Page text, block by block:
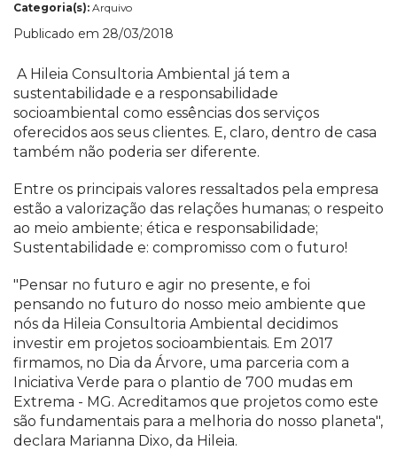
Categoria(s): Arquivo
Publicado em 28/03/2018
A Hileia Consultoria Ambiental já tem a
sustentabilidade e a responsabilidade
socioambiental como essências dos serviços
oferecidos aos seus clientes. E, claro, dentro de casa
também não poderia ser diferente.
Entre os principais valores ressaltados pela empresa
estão a valorização das relações humanas; o respeito
ao meio ambiente; ética e responsabilidade;
Sustentabilidade e: compromisso com o futuro!
"Pensar no futuro e agir no presente, e foi
pensando no futuro do nosso meio ambiente que
nós da Hileia Consultoria Ambiental decidimos
investir em projetos socioambientais. Em 2017
firmamos, no Dia da Árvore, uma parceria com a
Iniciativa Verde para o plantio de 700 mudas em
Extrema - MG. Acreditamos que projetos como este
são fundamentais para a melhoria do nosso planeta",
declara Marianna Dixo, da Hileia.